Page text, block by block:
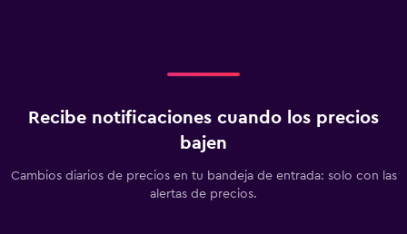
Recibe notificaciones cuando los precios
bajen
Cambios diarios de precios en tu bandeja de entrada: solo con las
alertas de precios.